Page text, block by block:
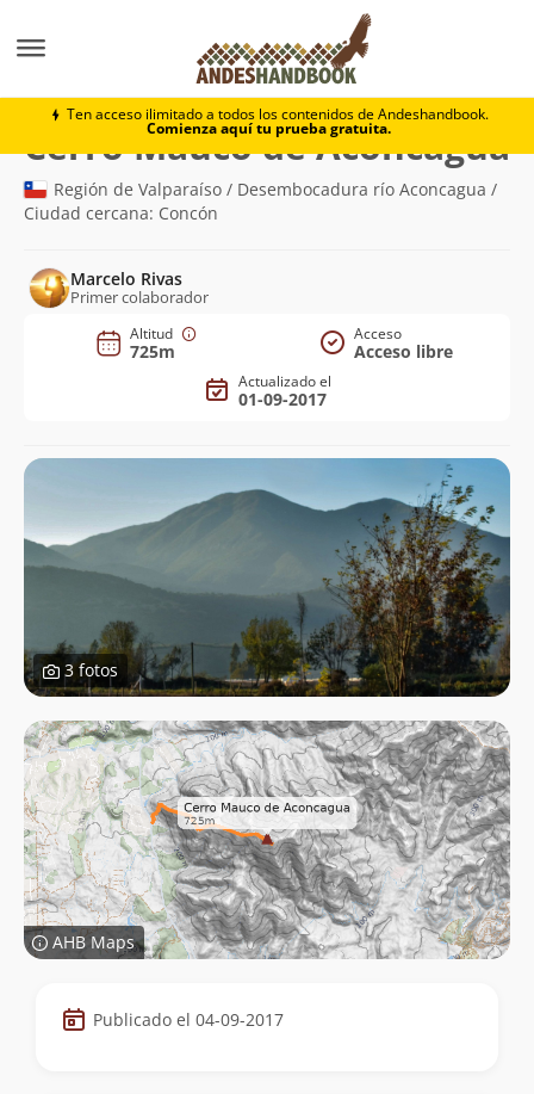
Ten acceso ilimitado a todos los contenidos de Andeshandbook.
Comienza aquí tu prueba gratuita.
Cerro Mauco de Aconcagua
Cerro Mauco de Aconcagua
Región de Valparaíso / Desembocadura río Aconcagua /
Ciudad cercana: Concón
Marcelo Rivas
Primer colaborador
Altitud
725m
Acceso
Acceso libre
Actualizado el
01-09-2017
3 fotos
AHB Maps
Datos
de
Publicado el 04-09-2017